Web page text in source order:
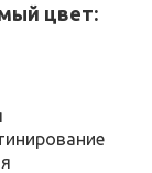
цвет: